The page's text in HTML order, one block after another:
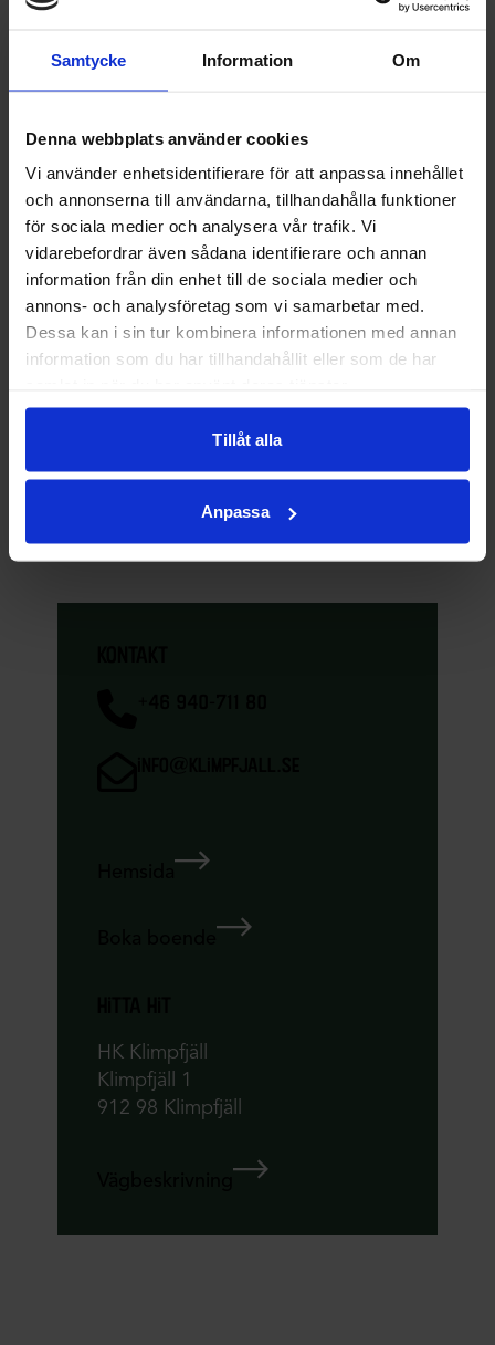
Samtycke Information Om
Denna webbplats använder cookies
Vi använder enhetsidentifierare för att anpassa innehållet
och annonserna till användarna, tillhandahålla funktioner
för sociala medier och analysera vår trafik. Vi
vidarebefordrar även sådana identifierare och annan
information från din enhet till de sociala medier och
annons- och analysföretag som vi samarbetar med.
Dessa kan i sin tur kombinera informationen med annan
information som du har tillhandahållit eller som de har
Tillåt alla
Anpassa
Vår matlagnings ambition är att jobba med
Därav vi reserverar oss för ändringar i
Förboka gärna plats i restaurangen,
speciellt om ni är ett större sällskap. Boka
ditt bord via telefon +46 940 711 80 eller
via mail till info@klimpfjall.se
HK Klimpfjäll
Klimpfjäll 1
912 98 Klimpfjäll